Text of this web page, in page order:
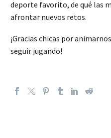
deporte favorito, de qué las
afrontar nuevos retos.
¡Gracias chicas por
seguir jugando!